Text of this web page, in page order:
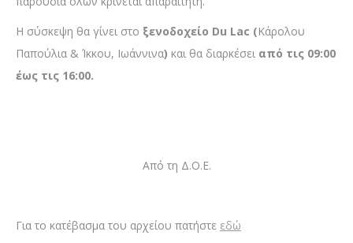
Η σύσκεψη θα γίνει στο ξενοδοχείο Du Lac (Κάρολου
Παπούλια & Ίκκου, Ιωάννινα) και θα διαρκέσει από τις 09:00
έως τις 16:00.
Από τη Δ.Ο.Ε.
Για το κατέβασμα του αρχείου πατήστε εδώ